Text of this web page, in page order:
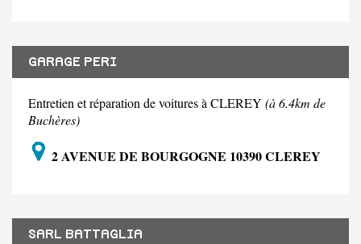
GARAGE PERI
Entretien et réparation de voitures à CLEREY (à 6.4km de
Buchères)
2 AVENUE DE BOURGOGNE 10390 CLEREY
SARL BATTAGLIA